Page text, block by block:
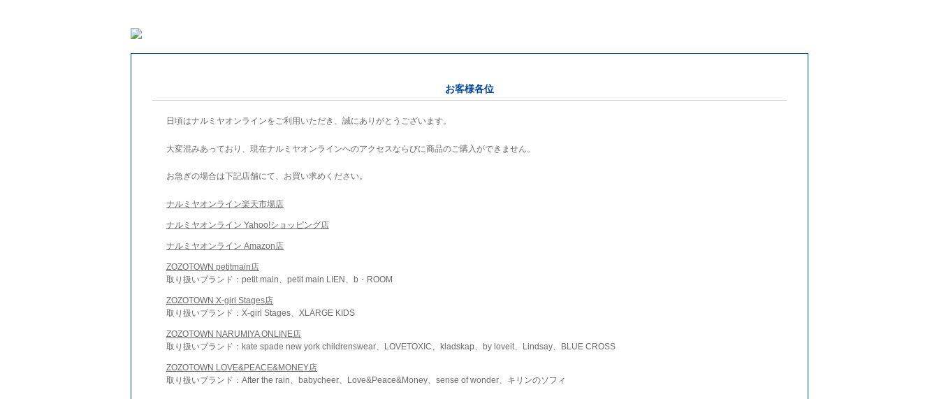
お客様各位
日頃はナルミヤオンラインをご利用いただき、誠にありがとうございます。
大変混みあっており、現在ナルミヤオンラインへのアクセスならびに商品のご購入ができません。
お急ぎの場合は下記店舗にて、お買い求めください。
ナルミヤオンライン楽天市場店
ナルミヤオンライン Yahoo!ショッピング店
ナルミヤオンライン Amazon店
ZOZOTOWN petitmain店
取り扱いブランド：petit main、petit main LIEN、b・ROOM
ZOZOTOWN X-girl Stages店
取り扱いブランド：X-girl Stages、XLARGE KIDS
ZOZOTOWN NARUMIYA ONLINE店
取り扱いブランド：kate spade new york childrenswear、LOVETOXIC、kladskap、by loveit、Lindsay、BLUE CROSS
ZOZOTOWN LOVE&PEACE&MONEY店
取り扱いブランド：After the rain、babycheer、Love&Peace&Money、sense of wonder、キリンのソフィ